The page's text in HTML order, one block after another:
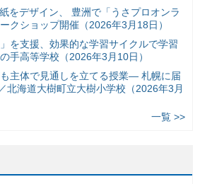
をデザイン、 豊洲で「うさプロオンラ
クショップ開催（2026年3月18日）
を支援、効果的な学習サイクルで学習
手高等学校（2026年3月10日）
主体で見通しを立てる授業— 札幌に届
北海道大樹町立大樹小学校（2026年3月
一覧 >>